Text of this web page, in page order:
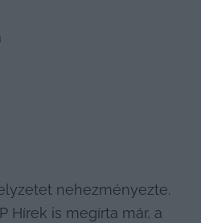
Hírek is megírta már, a